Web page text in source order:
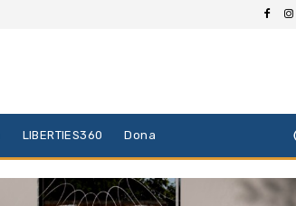
LIBERTIES360 Dona